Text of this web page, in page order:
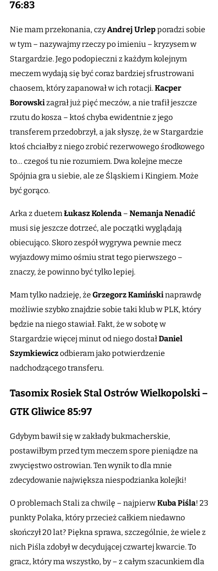
76:83
Nie mam przekonania, czyAndrej Urlepporadzi sobie
w tym – nazywajmy rzeczy po imieniu – kryzysem w
Stargardzie. Jego podopieczni z każdym kolejnym
meczem wydają się być coraz bardziej sfrustrowani
chaosem, który zapanował w ich rotacji.Kacper
Borowskizagrał już pięć meczów, a nie trafił jeszcze
rzutu do kosza – ktoś chyba ewidentnie z jego
transferem przedobrzył, a jak słyszę, że w Stargardzie
ktoś chciałby z niego zrobić rezerwowego środkowego
to… czegoś tu nie rozumiem. Dwa kolejne mecze
Spójnia gra u siebie, ale ze Śląskiem i Kingiem. Może
być gorąco.
Arka z duetemŁukasz Kolenda – Nemanja Nenadić
musi się jeszcze dotrzeć, ale początki wyglądają
obiecująco. Skoro zespół wygrywa pewnie mecz
wyjazdowy mimo ośmiu strat tego pierwszego –
znaczy, że powinno być tylko lepiej.
Mam tylko nadzieję, że Grzegorz Kamińskinaprawdę
możliwie szybko znajdzie sobie taki klub w PLK, który
będzie na niego stawiał. Fakt, że w sobotę w
Stargardzie więcej minut od niego dostałDaniel
Szymkiewiczodbieram jako potwierdzenie
nadchodzącego transferu.
Tasomix Rosiek Stal Ostrów Wielkopolski –
GTK Gliwice 85:97
Gdybym bawił się w zakłady bukmacherskie,
postawiłbym przed tym meczem spore pieniądze na
zwycięstwo ostrowian. Ten wynik to dla mnie
zdecydowanie największa niespodzianka kolejki!
O problemach Stali za chwilę – najpierwKuba Piśla! 23
punkty Polaka, który przecież całkiem niedawno
skończył 20 lat? Piękna sprawa, szczególnie, że wiele z
nich Piśla zdobył w decydującej czwartej kwarcie. To
gracz, który ma wszystko, by – z całym szacunkiem dla